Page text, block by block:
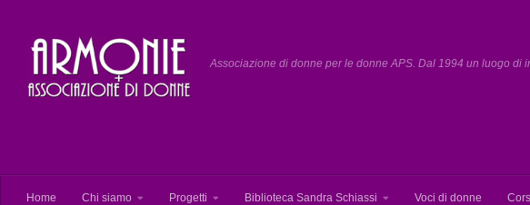
Associazione di donne per le donne APS. Dal 1994 un luogo di
Home Chi siamo Progetti Biblioteca Sandra Schiassi Voci di donne